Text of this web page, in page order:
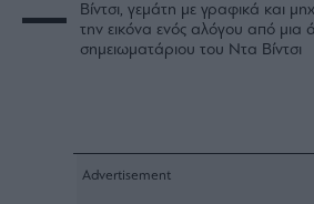
Βίντσι, γεμάτη με γραφικά και
την εικόνα ενός αλόγου από μια
σημειωματάριου του Ντα Βίντσι